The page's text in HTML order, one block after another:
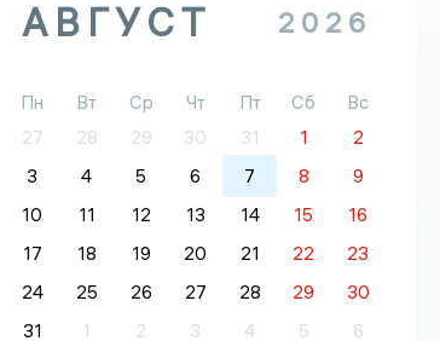
АВГУСТ 2026
Пн Вт Ср Чт Пт Сб
Вс
27
28 29 30 31 1
2
3
4 5 6 7 8
9
10
11 12 13 14 15
16
17
18 19 20 21 22
23
24
25 26 27 28 29
30
31
1 2 3 4 5 6